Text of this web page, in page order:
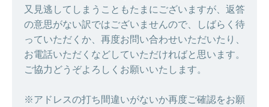
又見逃してしまうこともたまにございますが、返答
の意思がない訳ではございませんので、しばらく待
っていただくか、再度お問い合わせいただいたり、
お電話いただくなどしていただければと思います。
ご協力どうぞよろしくお願いいたします。
※アドレスの打ち間違いがないか再度ご確認をお願